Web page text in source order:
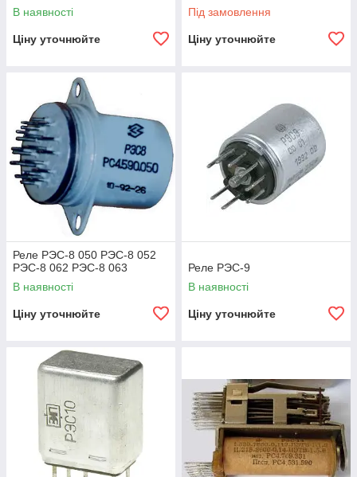
В наявності
Ціну уточнюйте
Під замовлення
Ціну уточнюйте
Реле РЭС-8 050 РЭС-8 052
РЭС-8 062 РЭС-8 063
В наявності
Ціну уточнюйте
Реле РЭС-9
В наявності
Ціну уточнюйте